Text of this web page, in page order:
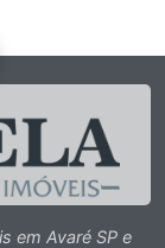
em Avaré SP e